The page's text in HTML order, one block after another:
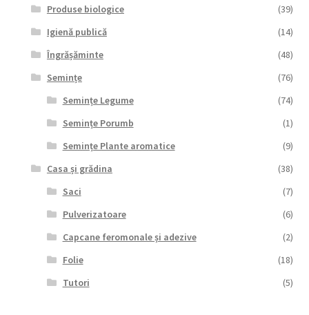
Produse biologice
(39)
Igienă publică
(14)
Îngrășăminte
(48)
Semințe
(76)
Semințe Legume
(74)
Semințe Porumb
(1)
Semințe Plante aromatice
(9)
Casa și grădina
(38)
Saci
(7)
Pulverizatoare
(6)
Capcane feromonale și adezive
(2)
Folie
(18)
Tutori
(5)